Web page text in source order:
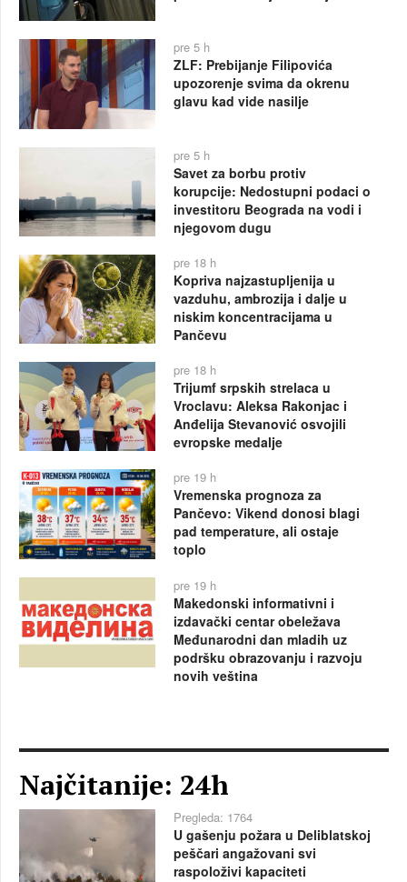
pre 5 h
ZLF: Prebijanje Filipovića
upozorenje svima da okrenu
glavu kad vide nasilje
pre 5 h
Savet za borbu protiv
korupcije: Nedostupni podaci o
investitoru Beograda na vodi i
njegovom dugu
pre 18 h
Kopriva najzastupljenija u
vazduhu, ambrozija i dalje u
niskim koncentracijama u
Pančevu
pre 18 h
Trijumf srpskih strelaca u
Vroclavu: Aleksa Rakonjac i
Anđelija Stevanović osvojili
evropske medalje
pre 19 h
Vremenska prognoza za
Pančevo: Vikend donosi blagi
pad temperature, ali ostaje
toplo
pre 19 h
Makedonski informativni i
izdavački centar obeležava
Međunarodni dan mladih uz
podršku obrazovanju i razvoju
novih veština
Najčitanije: 24h
Pregleda: 1764
U gašenju požara u Deliblatskoj
peščari angažovani svi
raspoloživi kapaciteti